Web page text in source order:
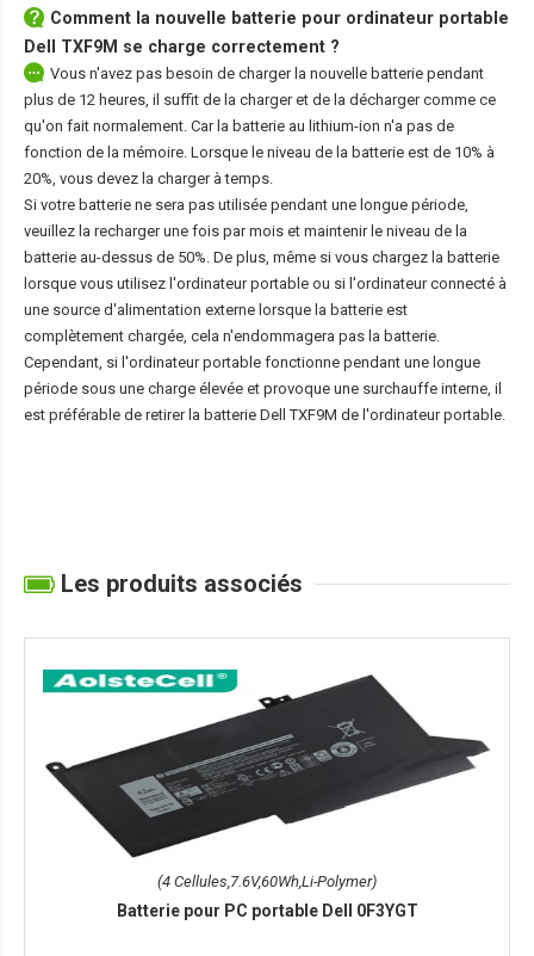
Comment la nouvelle batterie pour ordinateur portable
Dell TXF9M se charge correctement ?
Vous n'avez pas besoin de charger la nouvelle batterie pendant
plus de 12 heures, il suffit de la charger et de la décharger comme ce
qu'on fait normalement. Car la batterie au lithium-ion n'a pas de
fonction de la mémoire. Lorsque le niveau de la batterie est de 10% à
20%, vous devez la charger à temps.
Si votre batterie ne sera pas utilisée pendant une longue période,
veuillez la recharger une fois par mois et maintenir le niveau de la
batterie au-dessus de 50%. De plus, même si vous chargez la batterie
lorsque vous utilisez l'ordinateur portable ou si l'ordinateur connecté à
une source d'alimentation externe lorsque la batterie est
complètement chargée, cela n'endommagera pas la batterie.
Cependant, si l'ordinateur portable fonctionne pendant une longue
période sous une charge élevée et provoque une surchauffe interne, il
est préférable de retirer la batterie Dell TXF9M de l'ordinateur portable.
Les produits associés
(4 Cellules,7.6V,60Wh,Li-Polymer)
Batterie pour PC portable Dell 0F3YGT